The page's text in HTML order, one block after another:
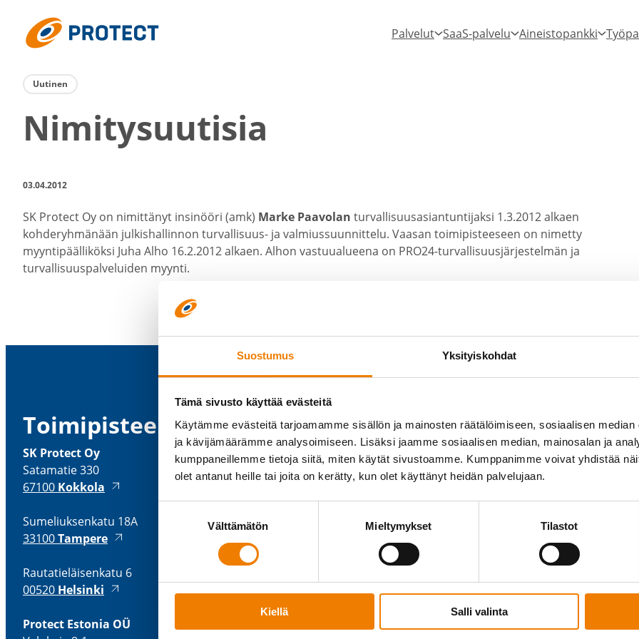
Suostumus Yksityiskohdat
Tämä sivusto käyttää evästeitä
Käytämme evästeitä tarjoamamme sisällön ja mainosten räätälöimiseen, sosiaalisen
ja kävijämäärämme analysoimiseen. Lisäksi jaamme sosiaalisen median, mainosalan ja
kumppaneillemme tietoja siitä, miten käytät sivustoamme. Kumppanimme voivat yhdistää
olet antanut heille tai joita on kerätty, kun olet käyttänyt heidän palvelujaan.
Välttämätön Mieltymykset Tilastot
Kiellä Salli valinta
suoraan
sisältöön
Protect Palvelut SaaS-palvelu Aineistopankki
Uutinen
Nimity­suu­tisia
03.04.2012
SK Protect Oy on nimit­tänyt insinööri (amk) Marke Paavolan turval­li­suus­asian­tun­ti­jaksi 1.3.2012 alkaen
kohde­ryh­mänään julkis­hal­linnon turvallisuus-​ ja valmius­suun­nittelu. Vaasan toimi­pis­teeseen on nimetty
myynti­pääl­li­köksi Juha Alho 16.2.2012 alkaen. Alhon vastuu­alueena on PRO24-​turvallisuusjärjestelmän ja
turval­li­suus­pal­ve­luiden myynti.
Toimi­pis­teemme
SK Protect Oy
Satamatie 330
67100 Kokkola
Sumeliuk­senkatu 18A
33100Tampere
Rauta­tie­läi­senkatu 6
00520 Helsinki
Protect Estonia OÜ
Palve­lumme
HSEQ-​Asiantuntijapalvelut
Kemikaa­li­tur­val­lisuus
Palotur­val­lisuus
PRO24 HSEQ-​järjestelmä
Meille
Oppaat